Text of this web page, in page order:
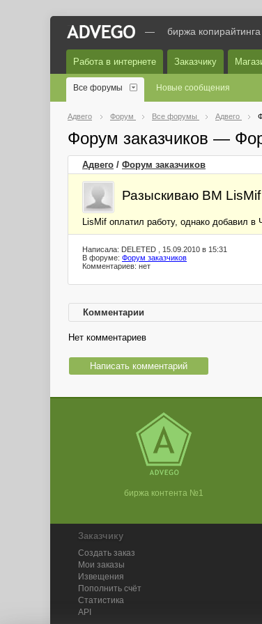
— биржа
Работа в интернете Заказчику
Все форумы Новые сообщения
Адвего Форум Все форумы Адвего
Форум заказчиков —
Адвего / Форум заказчиков
Разыскиваю ВМ LisMif
LisMif оплатил работу, однако добавил
Написала: DELETED , 15.09.2010 в 15:31
В форуме: Форум заказчиков
Комментариев: нет
Комментарии
Нет комментариев
Написать комментарий
биржа контента №1
Заказчику
Создать заказ
Мои заказы
Извещения
Пополнить счёт
Статистика
API